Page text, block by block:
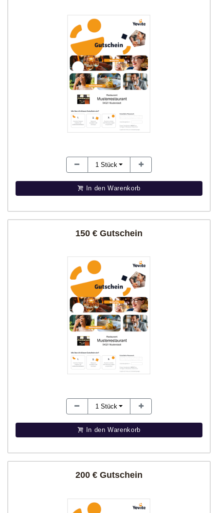
1 Stück
In den Warenkorb
150 € Gutschein
1 Stück
In den Warenkorb
200 € Gutschein